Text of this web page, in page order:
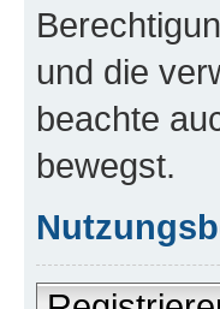
und die
beachte
bewegst.